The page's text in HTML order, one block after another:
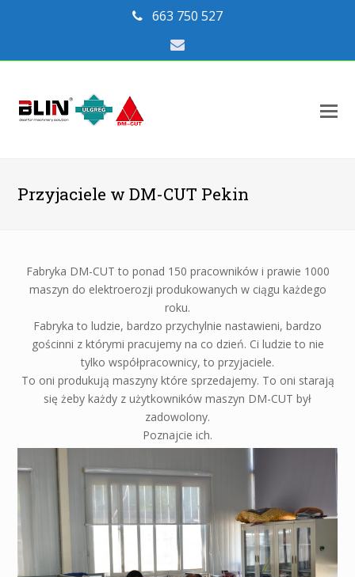
663 750 527
Email
Przyjaciele w DM-CUT Pekin
Fabryka DM-CUT to ponad 150 pracowników i prawie 1000
maszyn do elektroerozji produkowanych w ciągu każdego
roku.
Fabryka to ludzie, bardzo przychylnie nastawieni, bardzo
gościnni z którymi pracujemy na co dzień. Ci ludzie to nie
tylko współpracownicy, to przyjaciele.
To oni produkują maszyny które sprzedajemy. To oni starają
się żeby każdy z użytkowników maszyn DM-CUT był
zadowolony.
Poznajcie ich.